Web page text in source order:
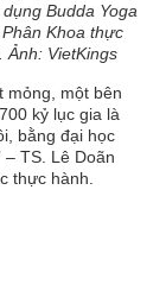
Budda Yoga
Khoa thực
Ảnh: VietKings
mỏng, một bên
kỷ lục gia là
bằng đại học
TS. Lê Doãn
thực hành.